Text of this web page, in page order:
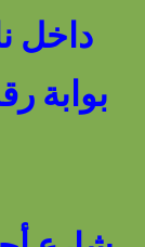
داخل
بوابة رقم 2 بشارع